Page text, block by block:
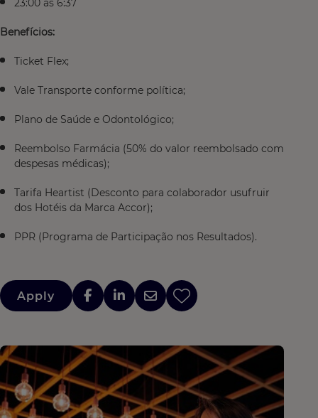
23:00 as 6:37
Benefícios:
Ticket Flex;
Vale Transporte conforme política;
Plano de Saúde e Odontológico;
Reembolso Farmácia (50% do valor reembolsado com
despesas médicas);
Tarifa Heartist (Desconto para colaborador usufruir
dos Hotéis da Marca Accor);
PPR (Programa de Participação nos Resultados).
Apply